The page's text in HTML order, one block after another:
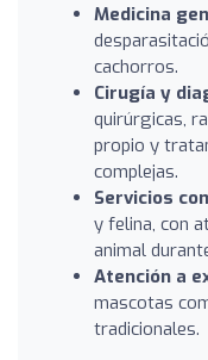
Medicina
cachorros.
Cirugía y
quirúrgicas,
propio y
complejas.
Servicios
y felina, con
animal
Atención a
mascotas
tradicionales.